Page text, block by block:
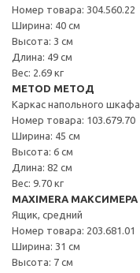
Номер товара: 304.560.22
Ширина: 40 см
Высота: 3 см
Длина: 49 см
Вес: 2.69 кг
METOD МЕТОД
Каркас напольного шкафа
Номер товара: 103.679.70
Ширина: 45 см
Высота: 6 см
Длина: 82 см
Вес: 9.70 кг
MAXIMERA МАКСИМЕРА
Ящик, средний
Номер товара: 203.681.01
Ширина: 31 см
Высота: 7 см